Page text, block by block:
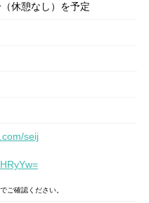
休憩なし）を予定
seij
ご確認ください。